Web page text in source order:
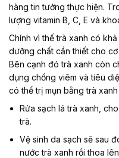
hàng tin tưởng thực hiện.
lượng vitamin B, C, E và
Chính vì thế trà xanh có
dưỡng chất cần thiết cho cơ
Bên cạnh đó trà xanh còn
dụng chống viêm và tiêu
có thể trị mụn bằng trà
Rửa sạch lá trà xanh,
trà.
Vệ sinh da sạch sẽ sau
nước trà xanh rồi thoa